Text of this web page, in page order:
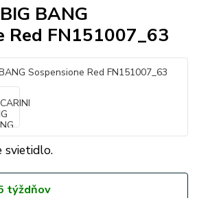
BANG
Red FN151007_63
svietidlo.
týždňov